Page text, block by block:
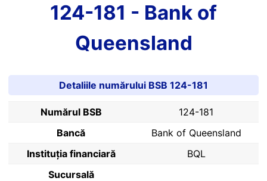
124-181 - Bank of
Queensland
Detaliile numărului BSB 124-181
Numărul BSB
124-181
Bancă
Bank of Queensland
Instituția financiară
BQL
Sucursală